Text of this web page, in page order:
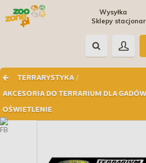
Wysyłka
Sklepy
TERRARYSTYKA /
AKCESORIA DO TERRARIUM DLA
OŚWIETLENIE